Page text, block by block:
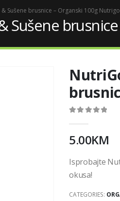
Sušene brusnice – Organski 100g
Sušene
5.00KM
Isprobajte
okusa!
CATEGORIES: